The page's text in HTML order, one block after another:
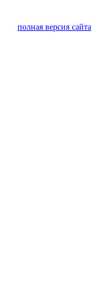
полная версия сайта